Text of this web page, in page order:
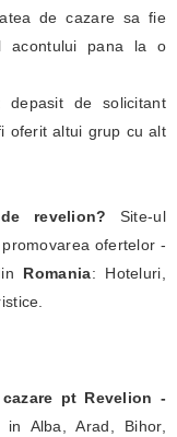
de cazare sa fie
acontului pana la o
de solicitant
oferit altui grup cu alt
revelion? Site-ul
ofertelor -
Romania: Hoteluri,
pt Revelion -
in Alba, Arad, Bihor,